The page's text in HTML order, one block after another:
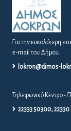
Για την ευκολότερη
e-mail του Δήμου.
lokron@dimos-
Τηλεφωνικό Κέντρο -
22333 50300, 22330